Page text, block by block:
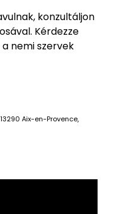
konzultáljon
Kérdezze
nemi szervek
Aix-en-Provence,